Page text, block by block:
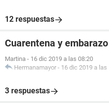
12 respuestas
Cuarentena y embarazo
Martina - 16 dic 2019 a las 08:20
Hermanamayor - 16 dic 2019 a las
3 respuestas